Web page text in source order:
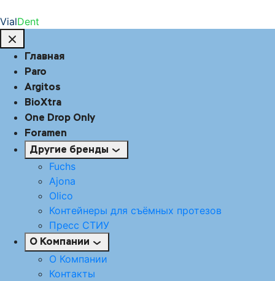
VialDent
Главная
Paro
Argitos
BioXtra
One Drop Only
Foramen
Другие бренды
Fuchs
Ajona
Olico
Контейнеры для съёмных протезов
Пресс СТИУ
О Компании
О Компании
Контакты